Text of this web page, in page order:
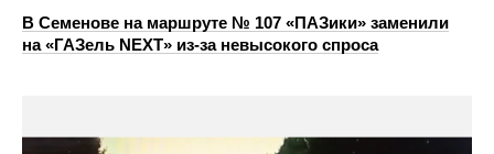
В Семенове на маршруте № 107 «ПАЗики» заменили
на «ГАЗель NEXT» из‑за невысокого спроса